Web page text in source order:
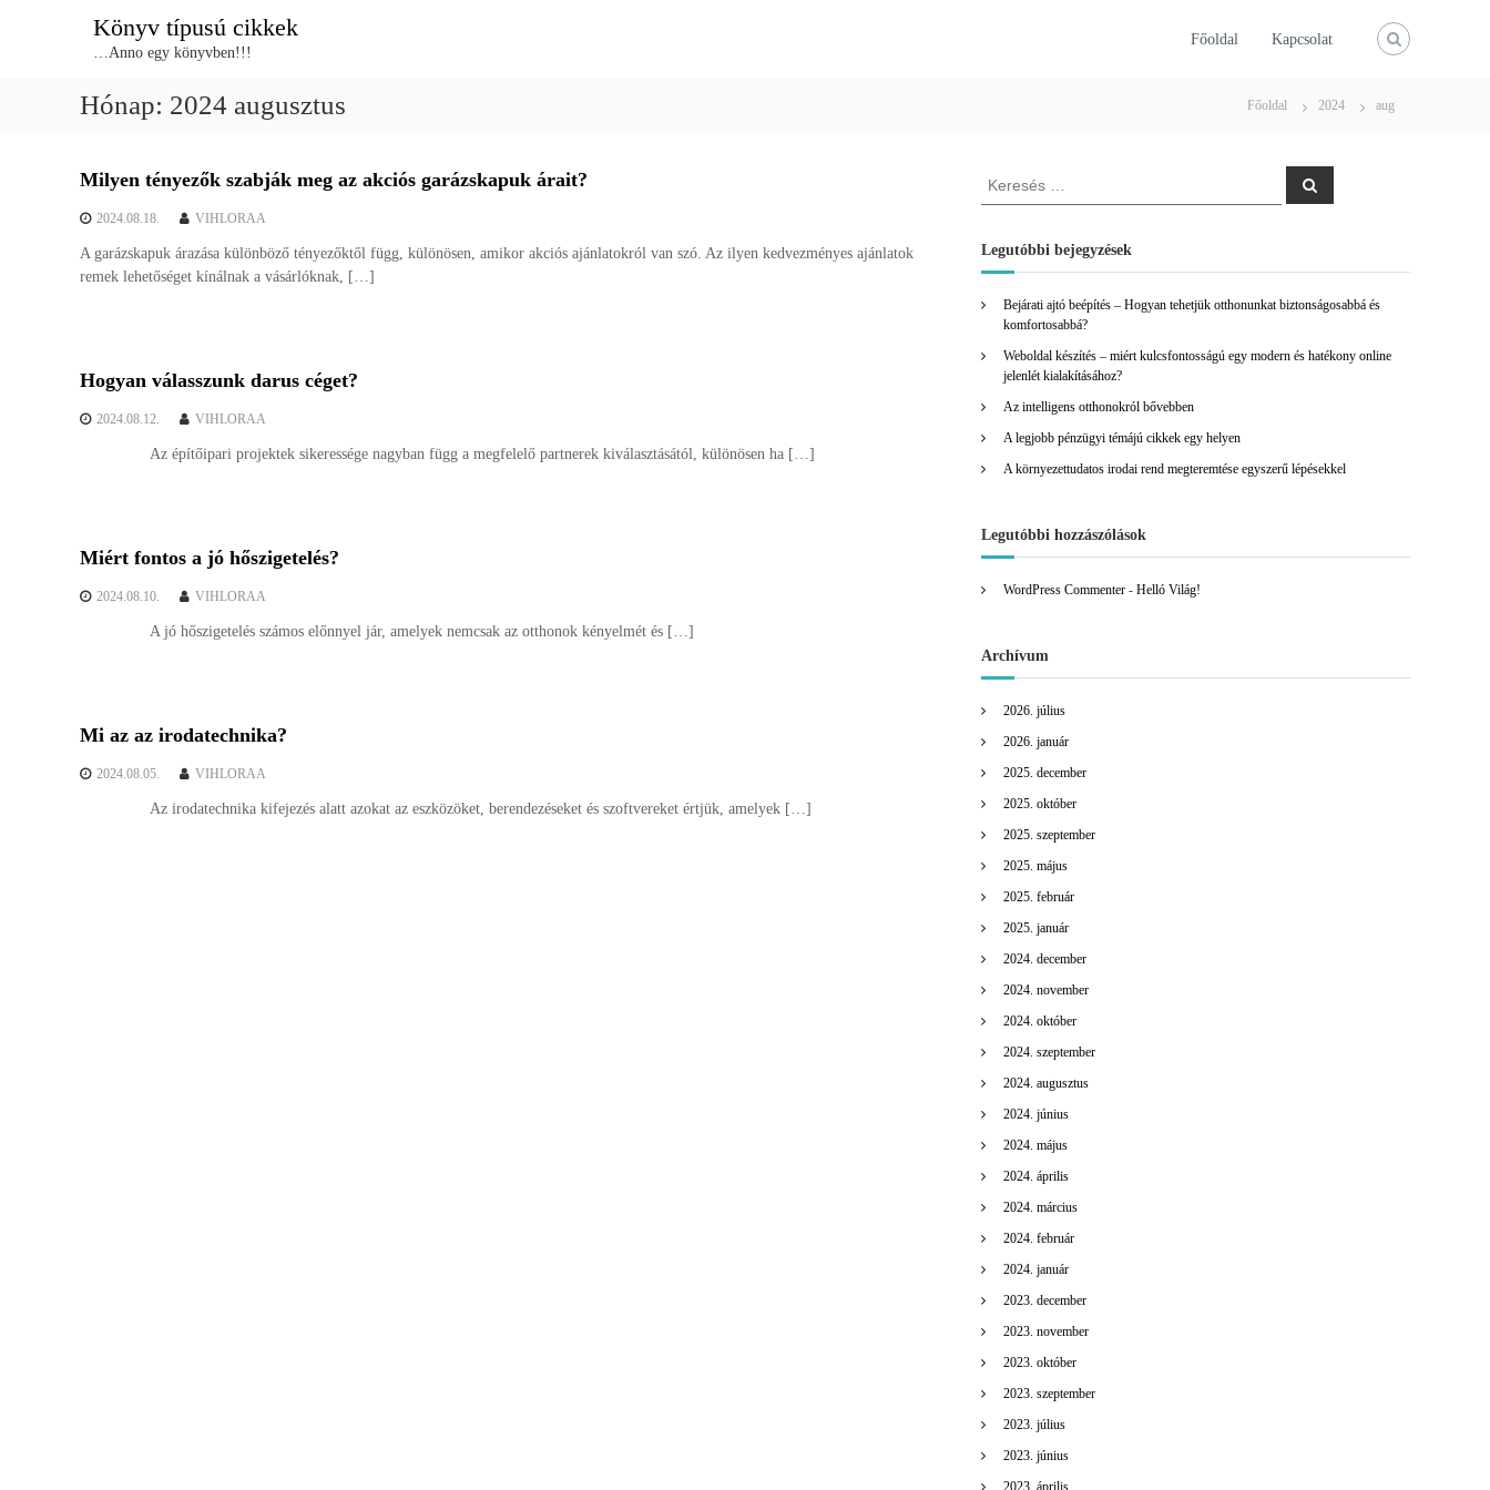
Könyv típusú cikkek
…Anno egy könyvben!!!
Főoldal Kapcsolat
Hónap: 2024 augusztus Főoldal 2024 aug
Milyen tényezők szabják meg az akciós garázskapuk árait?
2024.08.18. VIHLORAA
A garázskapuk árazása különböző tényezőktől függ, különösen, amikor akciós ajánlatokról van szó. Az ilyen kedvezményes ajánlatok
remek lehetőséget kínálnak a vásárlóknak, […]
Hogyan válasszunk darus céget?
2024.08.12. VIHLORAA
Az építőipari projektek sikeressége nagyban függ a megfelelő partnerek kiválasztásától, különösen ha […]
Miért fontos a jó hőszigetelés?
2024.08.10. VIHLORAA
A jó hőszigetelés számos előnnyel jár, amelyek nemcsak az otthonok kényelmét és […]
Mi az az irodatechnika?
2024.08.05. VIHLORAA
Az irodatechnika kifejezés alatt azokat az eszközöket, berendezéseket és szoftvereket értjük, amelyek […]
K
e
s
K
s
Legutóbbi bejegyzések
Bejárati ajtó beépítés – Hogyan tehetjük otthonunkat biztonságosabbá és
komfortosabbá?
Weboldal készítés – miért kulcsfontosságú egy modern és hatékony online
jelenlét kialakításához?
Az intelligens otthonokról bővebben
A legjobb pénzügyi témájú cikkek egy helyen
A környezettudatos irodai rend megteremtése egyszerű lépésekkel
Legutóbbi hozzászólások
WordPress Commenter -Helló Világ!
Archívum
2026. július
2026. január
2025. december
2025. október
2025. szeptember
2025. május
2025. február
2025. január
2024. december
2024. november
2024. október
2024. szeptember
2024. augusztus
2024. június
2024. május
2024. április
2024. március
2024. február
2024. január
2023. december
2023. november
2023. október
2023. szeptember
2023. július
2023. június
2023. április